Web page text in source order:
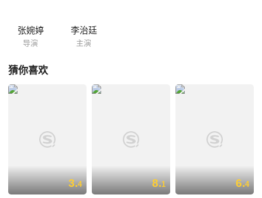
张婉婷
导演
李治廷
主演
猜你喜欢
3.4 8.1 6.4